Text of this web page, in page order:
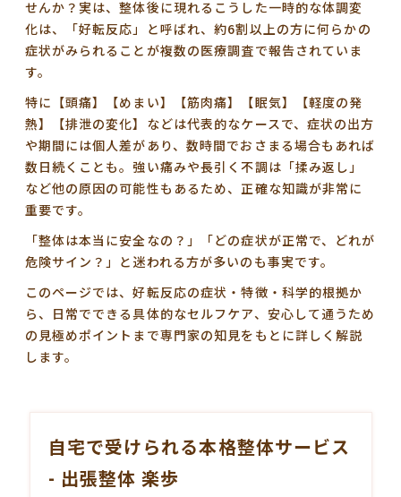
せんか？実は、整体後に現れるこうした一時的な体調変
化は、
「好転反応」と呼ばれ、約6割以上の方に何らかの
症状がみられる ことが複数の医療調査で報告されていま
す。
特に【頭痛】【めまい】【筋肉痛】【眠気】【軽度の発
熱】【排泄の変化】などは代表的なケースで、症状の出方
や期間には個人差があり、数時間でおさまる場合もあれば
数日続くことも。 強い痛みや長引く不調は「揉み返し」
など他の原因の可能性もあるため、正確な知識が非常に
重要です。
「整体は本当に安全なの？」「どの症状が正常で、どれが
危険サイン？」と迷われる方が多いのも事実です。
このページでは、好転反応の症状・特徴・科学的根拠か
ら、日常でできる具体的なセルフケア、安心して通うため
の見極めポイントまで専門家の知見をもとに詳しく解説
します。
自宅で受けられる本格整体サービス
- 出張整体 楽歩